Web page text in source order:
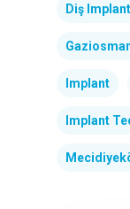
Diş
Implant
Implant